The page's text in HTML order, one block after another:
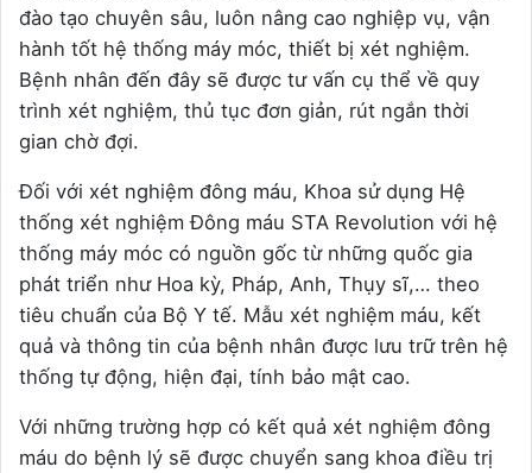
đào tạo chuyên sâu, luôn nâng cao nghiệp vụ, vận
hành tốt hệ thống máy móc, thiết bị xét nghiệm.
Bệnh nhân đến đây sẽ được tư vấn cụ thể về quy
trình xét nghiệm, thủ tục đơn giản, rút ngắn thời
gian chờ đợi.
Đối với xét nghiệm đông máu, Khoa sử dụng Hệ
thống xét nghiệm Đông máu STA Revolution với hệ
thống máy móc có nguồn gốc từ những quốc gia
phát triển như Hoa kỳ, Pháp, Anh, Thụy sĩ,… theo
tiêu chuẩn của Bộ Y tế. Mẫu xét nghiệm máu, kết
quả và thông tin của bệnh nhân được lưu trữ trên hệ
thống tự động, hiện đại, tính bảo mật cao.
Với những trường hợp có kết quả xét nghiệm đông
máu do bệnh lý sẽ được chuyển sang khoa điều trị